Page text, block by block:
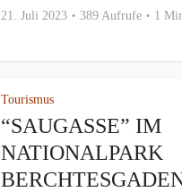
21. Juli 2023 389 Aufrufe 1
Tourismus
“SAUGASSE” IM
NATIONALPARK